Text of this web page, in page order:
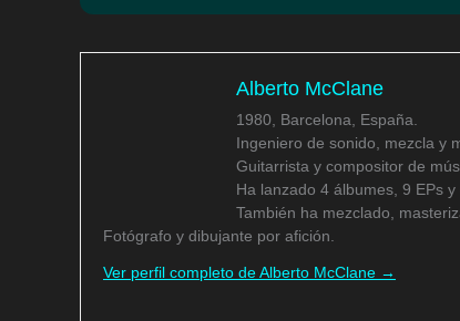
Alberto McClane
1980, Barcelona, España.
Ingeniero de sonido, mezcla y
Guitarrista y compositor de
Ha lanzado 4 álbumes, 9 EPs
También ha mezclado,
Fotógrafo y dibujante por afición.
Ver perfil completo de Alberto McClane →